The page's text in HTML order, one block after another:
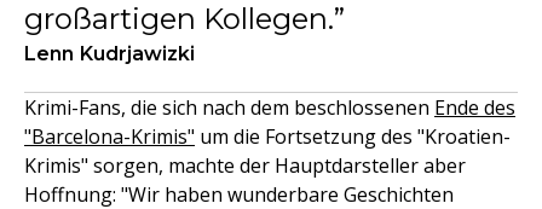
großartigen Kollegen.
Lenn Kudrjawizki
Krimi-Fans, die sich nach dem beschlossenen Ende des
"Barcelona-Krimis" um die Fortsetzung des "Kroatien-
Krimis" sorgen, machte der Hauptdarsteller aber
Hoffnung: "Wir haben wunderbare Geschichten